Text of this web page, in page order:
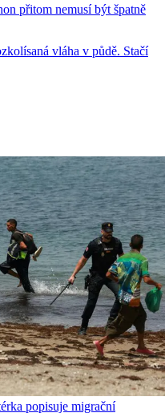
přitom nemusí být špatně
vláha v půdě. Stačí
popisuje migrační